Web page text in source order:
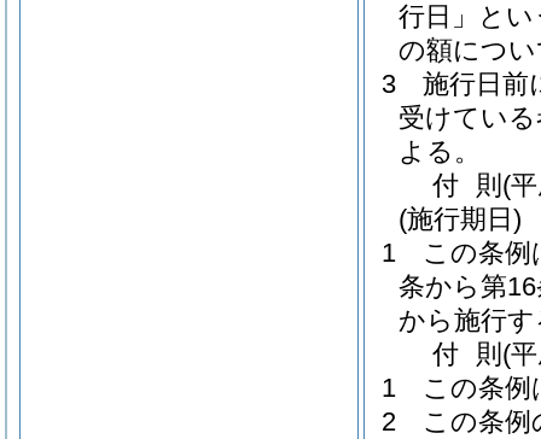
行日」とい
の額につ
3
施行日前
受けてい
よる。
付 則 (
(施行期日)
1
この条例
条から第
から施行
付 則 (
1
この条例
2
この条例